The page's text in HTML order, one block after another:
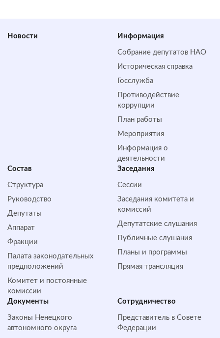
Новости Информация
Собрание депутатов НАО
Историческая справка
Госслужба
Противодействие
коррупции
План работы
Мероприятия
Информация о
деятельности
Состав
Структура
Руководство
Депутаты
Аппарат
Фракции
Палата законодательных
предположений
Комитет и постоянные
комиссии
Заседания
Сессии
Заседания комитета и
комиссий
Депутатские слушания
Публичные слушания
Планы и программы
Прямая трансляция
Документы
Законы Ненецкого
автономного округа
Сотрудничество
Представитель в Совете
Федерации